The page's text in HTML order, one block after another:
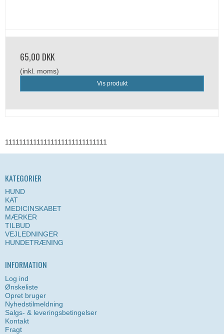
65,00 DKK
(inkl. moms)
Vis produkt
11111111111111111111111111111
KATEGORIER
HUND
KAT
MEDICINSKABET
MÆRKER
TILBUD
VEJLEDNINGER
HUNDETRÆNING
INFORMATION
Log ind
Ønskeliste
Opret bruger
Nyhedstilmeldning
Salgs- & leveringsbetingelser
Kontakt
Fragt